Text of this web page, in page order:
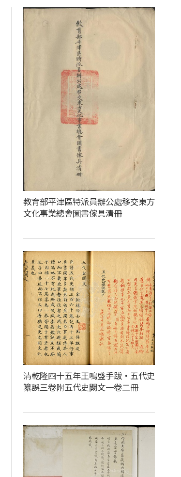
教育部平津區特派員辦公處移交東方
文化事業總會圖書傢具清冊
清乾隆四十五年王鳴盛手跋‧五代史
纂誤三卷附五代史闕文一卷二冊